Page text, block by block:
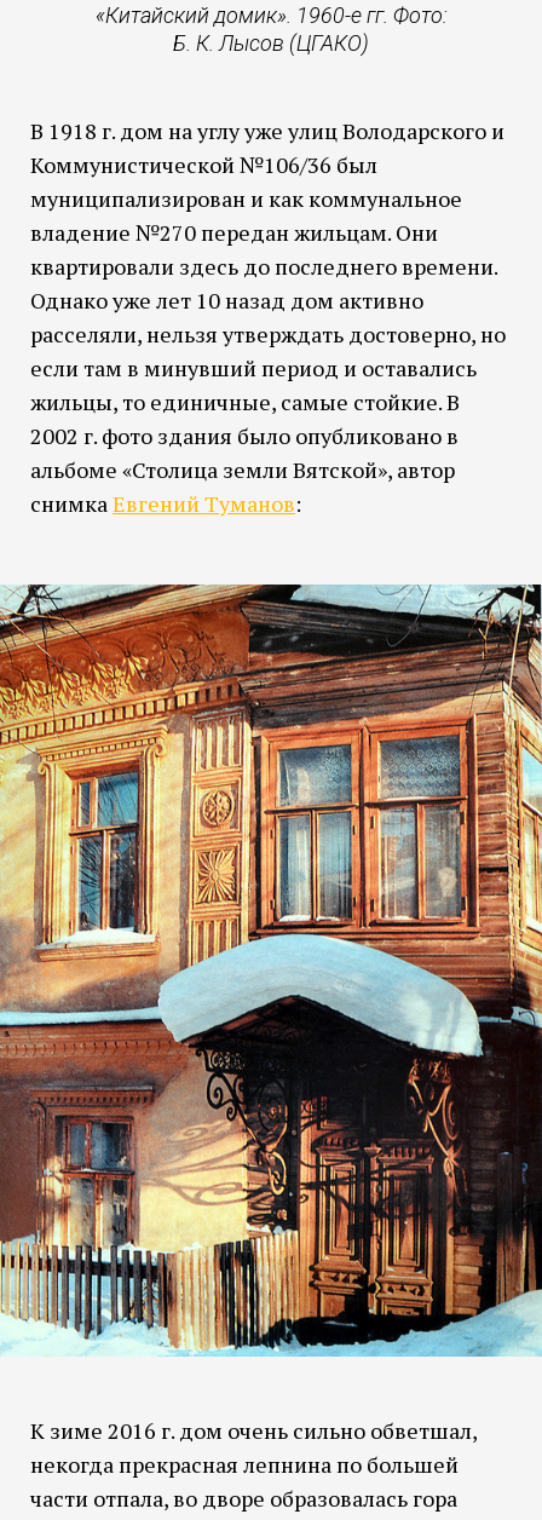
«Китайский домик». 1960-е гг. Фото:
Б. К. Лысов (ЦГАКО)
В 1918 г. дом на углу уже улиц Володарского и
Коммунистической №106/36 был
муниципализирован и как коммунальное
владение №270 передан жильцам. Они
квартировали здесь до последнего времени.
Однако уже лет 10 назад дом активно
расселяли, нельзя утверждать достоверно, но
если там в минувший период и оставались
жильцы, то единичные, самые стойкие. В
2002 г. фото здания было опубликовано в
альбоме «Столица земли Вятской», автор
снимка Евгений Туманов:
К зиме 2016 г. дом очень сильно обветшал,
некогда прекрасная лепнина по большей
части отпала, во дворе образовалась гора